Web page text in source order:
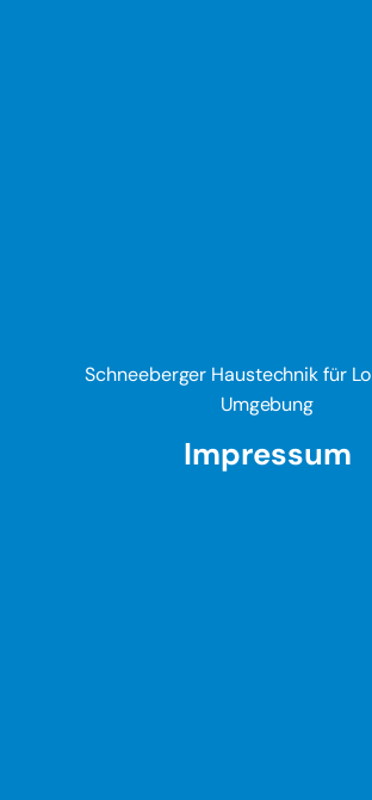
Schneeberger Haustechnik für
Umgebung
Impressum